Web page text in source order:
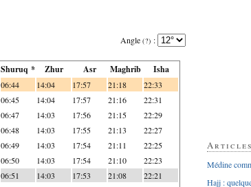
Angle (?) :
Shuruq * Zhur Asr Maghrib Isha
06:44 14:04 17:57 21:18 22:33
06:45 14:04 17:57 21:16 22:31
06:47 14:03 17:56 21:15 22:29
06:48 14:03 17:55 21:13 22:27
06:49 14:03 17:54 21:11 22:25
06:50 14:03 17:54 21:10 22:23
06:51 14:03 17:53 21:08 22:21
Médine
Hajj :